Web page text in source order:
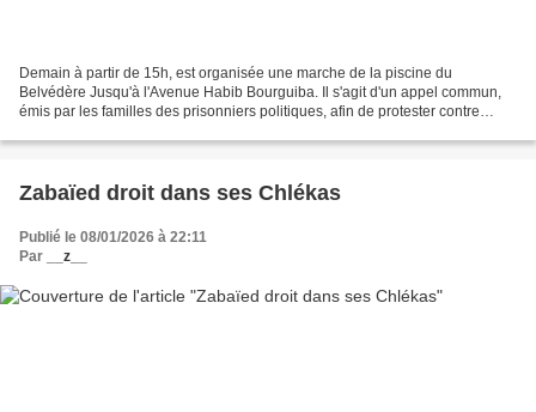
Demain à partir de 15h, est organisée une marche de la piscine du
Belvédère Jusqu'à l'Avenue Habib Bourguiba. Il s'agit d'un appel commun,
émis par les familles des prisonniers politiques, afin de protester contre
Zabaïed droit dans ses Chlékas
Publié le 08/01/2026 à 22:11
Par
__z__